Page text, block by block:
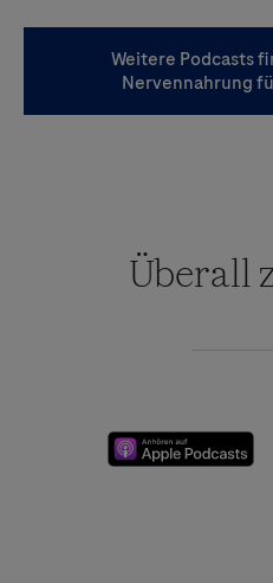
Weitere Podcasts
Nervennahrung
Überall